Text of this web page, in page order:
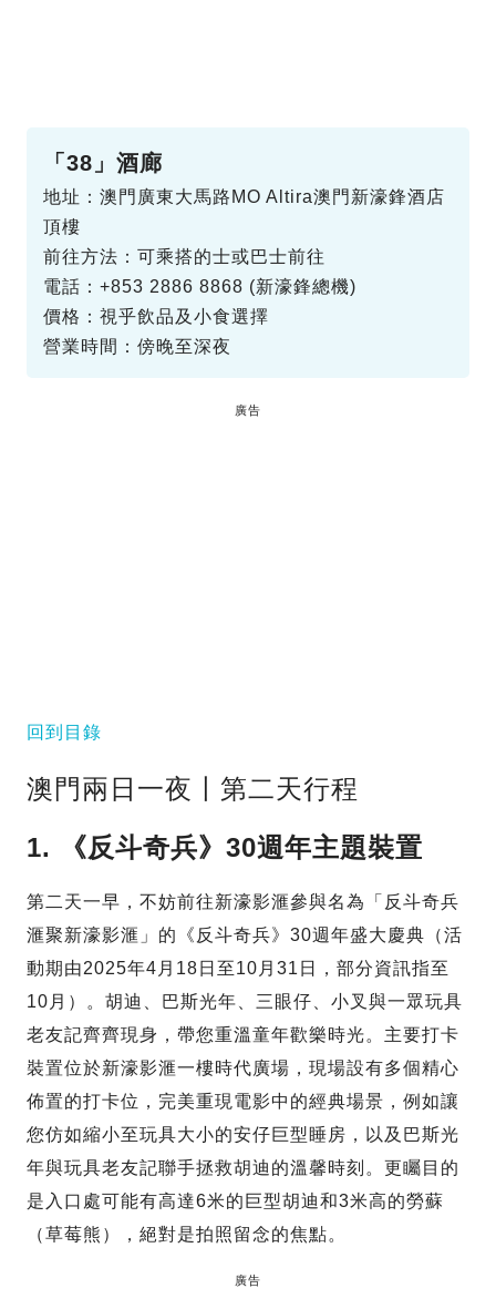
「38」酒廊
地址：澳門廣東大馬路MO Altira澳門新濠鋒酒店
頂樓
前往方法：可乘搭的士或巴士前往
電話：+853 2886 8868 (新濠鋒總機)
價格：視乎飲品及小食選擇
營業時間：傍晚至深夜
廣告
回到目錄
澳門兩日一夜〡第二天行程
1. 《反斗奇兵》30週年主題裝置
第二天一早，不妨前往新濠影滙參與名為「反斗奇兵
滙聚新濠影滙」的《反斗奇兵》30週年盛大慶典（活
動期由2025年4月18日至10月31日，部分資訊指至
10月）。胡迪、巴斯光年、三眼仔、小叉與一眾玩具
老友記齊齊現身，帶您重溫童年歡樂時光。主要打卡
裝置位於新濠影滙一樓時代廣場，現場設有多個精心
佈置的打卡位，完美重現電影中的經典場景，例如讓
您仿如縮小至玩具大小的安仔巨型睡房，以及巴斯光
年與玩具老友記聯手拯救胡迪的溫馨時刻。更矚目的
是入口處可能有高達6米的巨型胡迪和3米高的勞蘇
（草莓熊），絕對是拍照留念的焦點。
廣告